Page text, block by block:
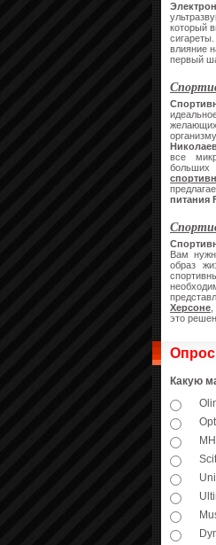
который
сигареты.
влияние
первый
все
питания
Вам
образ
Херсоне
это
Опрос
Какую